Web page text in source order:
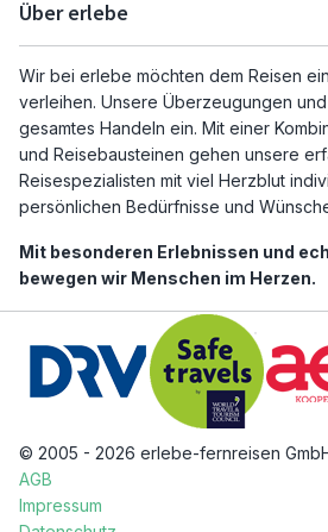
Über erlebe
Wir bei erlebe möchten dem Reisen
verleihen. Unsere Überzeugungen
gesamtes Handeln ein. Mit einer
und Reisebausteinen gehen unsere
Reisespezialisten mit viel Herzblut
persönlichen Bedürfnisse und
Mit besonderen Erlebnissen und
bewegen wir Menschen im Herzen.
© 2005 - 2026 erlebe-fernreisen
AGB
Impressum